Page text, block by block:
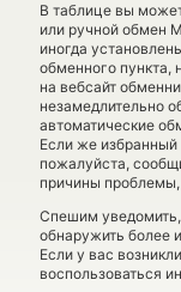
В таблице вы
или ручной обмен
иногда
обменного
на вебсайт
незамедлительно
автоматические
Если же
пожалуйста,
причины проблемы,
Спешим
обнаружить более
Если у вас
воспользоваться